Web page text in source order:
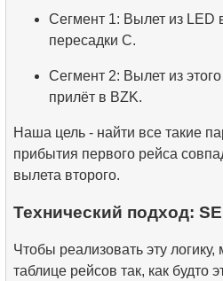
Сегмент 1: Вылет из LED
пересадки C.
Сегмент 2: Вылет из
прилёт в BZK.
Наша цель - найти все такие
прибытия первого рейса
вылета второго.
Технический подход:
Чтобы реализовать эту
таблице рейсов так, как будто